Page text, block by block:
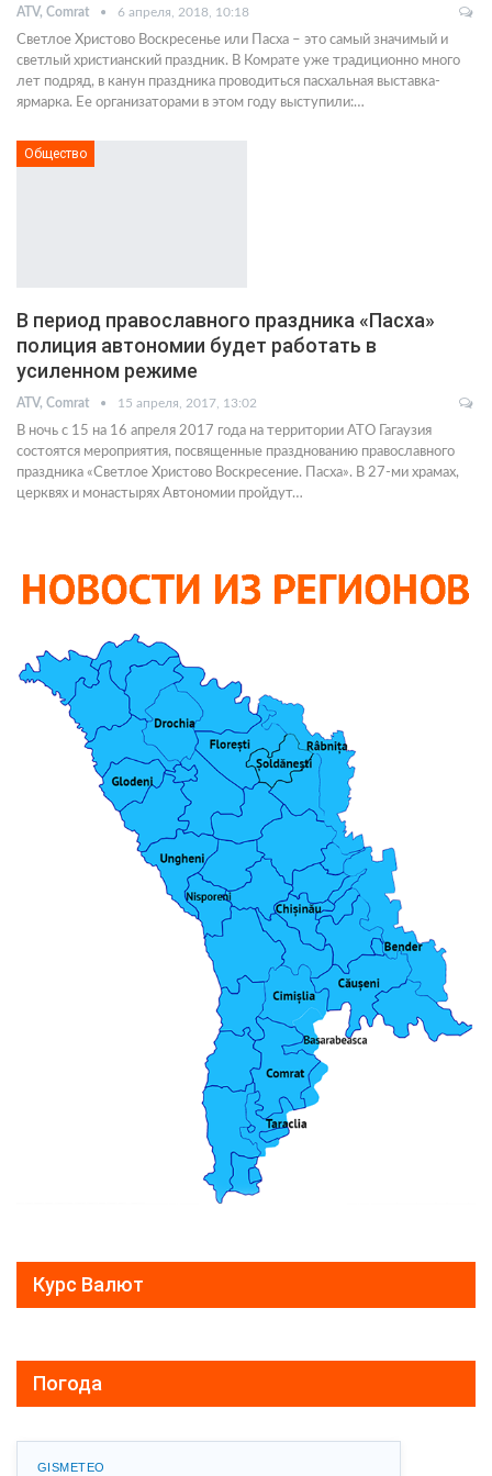
ATV, Comrat 6 апреля, 2018, 10:18
Светлое Христово Воскресенье или Пасха – это самый значимый и
светлый христианский праздник. В Комрате уже традиционно много
лет подряд, в канун праздника проводиться пасхальная выставка-
ярмарка. Ее организаторами в этом году выступили:…
Общество
В период православного праздника «Пасха»
полиция автономии будет работать в
усиленном режиме
ATV, Comrat 15 апреля, 2017, 13:02
В ночь с 15 на 16 апреля 2017 года на территории АТО Гагаузия
состоятся мероприятия, посвященные празднованию православного
праздника «Светлое Христово Воскресение. Пасха». В 27-ми храмах,
церквях и монастырях Автономии пройдут…
Курс Валют
Погода
GISMETEO